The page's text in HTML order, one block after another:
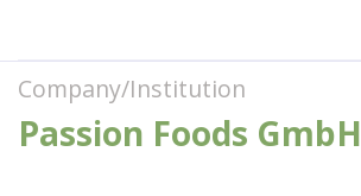
Company/Institution
Passion Foods GmbH